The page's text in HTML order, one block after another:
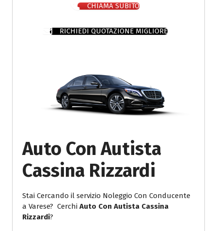
CHIAMA SUBITO
RICHIEDI QUOTAZIONE MIGLIORE
Auto Con Autista
Cassina Rizzardi
Stai Cercando il servizio Noleggio Con Conducente
a Varese? Cerchi Auto Con Autista Cassina
Rizzardi?